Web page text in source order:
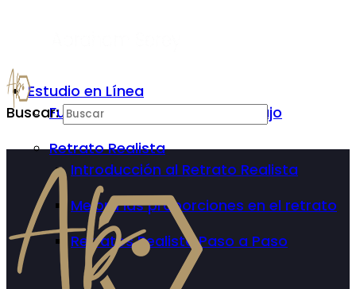
Estudio en Línea
Fundamentos Básicos del Dibujo
Retrato Realista
Introducción al Retrato Realista
Mejora las proporciones en el retrato
Retratos Realista Paso a Paso
Buscar: